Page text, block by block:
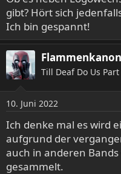
gibt? Hört sich
Ich bin gespannt!
Till Deaf Do Us Part
10. Juni 2022
Ich denke mal es wird
aufgrund der
auch in anderen
gesammelt.